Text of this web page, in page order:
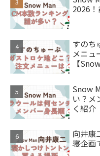
2026
すのち
メニュ
【
Snow
い？メ
く紹介
向井康
寝企画